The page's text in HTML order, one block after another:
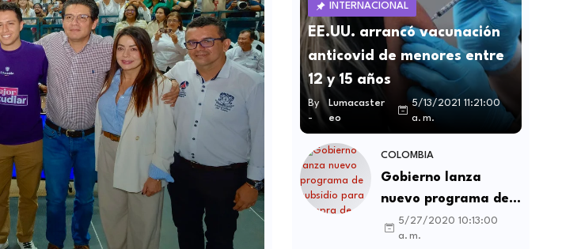
INTERNACIONAL
EE.UU. arrancó vacunación
anticovid de menores entre
12 y 15 años
By
-
Lumacaster
eo
5/13/2021 11:21:00
a. m.
COLOMBIA
Gobierno lanza
nuevo programa de
subsidio para compra
de vivienda VIS y no
5/27/2020 10:13:00
a. m.